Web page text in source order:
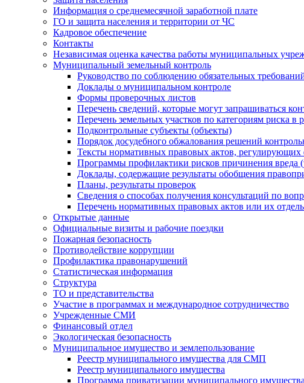
Информация о среднемесячной заработной плате
ГО и защита населения и территории от ЧС
Кадровое обеспечение
Контакты
Независимая оценка качества работы муниципальных
Муниципальный земельный контроль
Руководство по соблюдению обязательных
Доклады о муниципальном контроле
Формы проверочных листов
Перечень сведений, которые могут запрашиваться
Перечень земельных участков по категориям риска
Подконтрольные субъекты (объекты)
Порядок досудебного обжалования решений
Тексты нормативных правовых актов, регулирующих
Программы профилактики рисков причинения вреда
Доклады, содержащие результаты обобщения
Планы, результаты проверок
Сведения о способах получения консультаций по
Перечень нормативных правовых актов или их
Открытые данные
Официальные визиты и рабочие поездки
Пожарная безопасность
Противодействие коррупции
Профилактика правонарушений
Статистическая информация
Структура
ТО и представительства
Участие в программах и международное сотрудничество
Учрежденные СМИ
Финансовый отдел
Экологическая безопасность
Муниципальное имущество и землепользование
Реестр муниципального имущества для СМП
Реестр муниципального имущества
Программа приватизации муниципального имущества